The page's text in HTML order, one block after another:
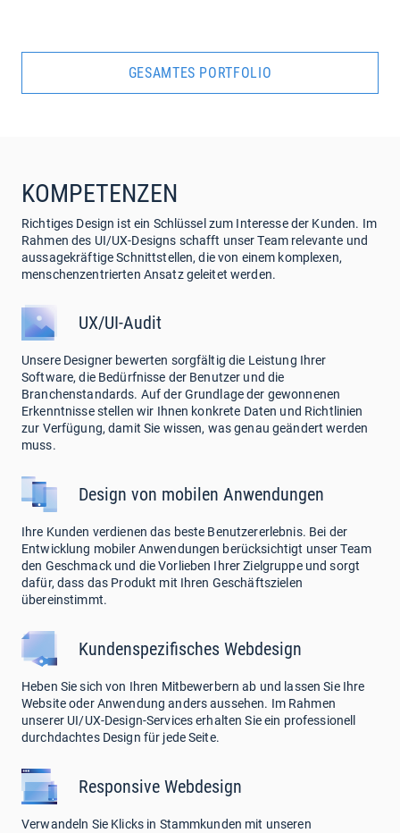
GESAMTES PORTFOLIO
KOMPETENZEN
Richtiges Design ist ein Schlüssel zum Interesse der Kunden. Im
Rahmen des UI/UX-Designs schafft unser Team relevante und
aussagekräftige Schnittstellen, die von einem komplexen,
menschenzentrierten Ansatz geleitet werden.
UX/UI-Audit
Unsere Designer bewerten sorgfältig die Leistung Ihrer
Software, die Bedürfnisse der Benutzer und die
Branchenstandards. Auf der Grundlage der gewonnenen
Erkenntnisse stellen wir Ihnen konkrete Daten und Richtlinien
zur Verfügung, damit Sie wissen, was genau geändert werden
muss.
Design von mobilen Anwendungen
Ihre Kunden verdienen das beste Benutzererlebnis. Bei der
Entwicklung mobiler Anwendungen berücksichtigt unser Team
den Geschmack und die Vorlieben Ihrer Zielgruppe und sorgt
dafür, dass das Produkt mit Ihren Geschäftszielen
übereinstimmt.
Kundenspezifisches Webdesign
Heben Sie sich von Ihren Mitbewerbern ab und lassen Sie Ihre
Website oder Anwendung anders aussehen. Im Rahmen
unserer UI/UX-Design-Services erhalten Sie ein professionell
durchdachtes Design für jede Seite.
Responsive Webdesign
Verwandeln Sie Klicks in Stammkunden mit unseren